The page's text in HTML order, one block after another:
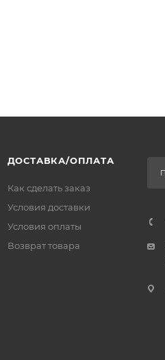
ДОСТАВКА/ОПЛАТА
Как сделать заказ
Условия доставки
Условия оплаты
Возврат товара